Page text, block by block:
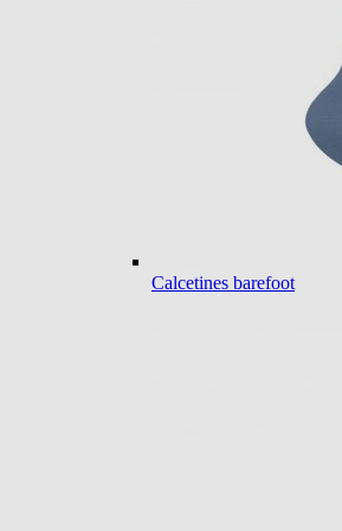
Calcetines barefoot